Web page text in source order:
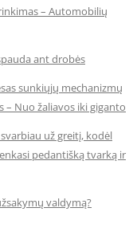
– Automobilių
ant drobės
sunkiųjų mechanizmų
– Nuo žaliavos iki giganto
už greitį, kodėl
pedantišką tvarką ir
valdymą?